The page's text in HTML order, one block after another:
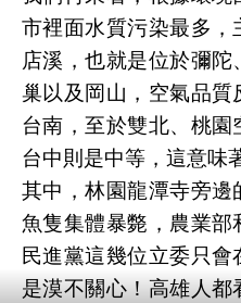
市裡面水質污染最多，
店溪，也就是位於彌
巢以及岡山，空氣品質
台南，至於雙北、桃園
台中則是中等，這意味
其中，林園龍潭寺旁邊
魚隻集體暴斃，農業部
民進黨這幾位立委只
是漠不關心！高雄人